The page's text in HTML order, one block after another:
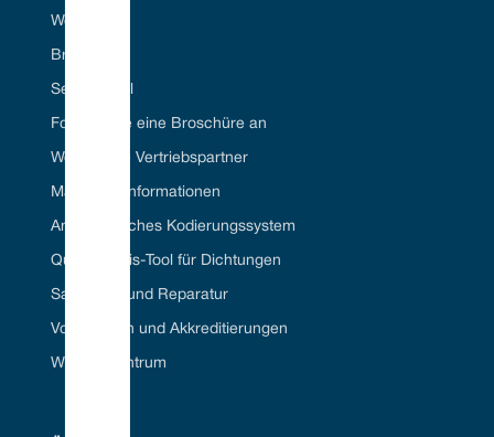
Webportal
Branchen
Seal ID Tool
Fordern Sie eine Broschüre an
Werden Sie Vertriebspartner
Materielle Informationen
Amerikanisches Kodierungssystem
Querverweis-Tool für Dichtungen
Sanierung und Reparatur
Vorschriften und Akkreditierungen
Wissenszentrum